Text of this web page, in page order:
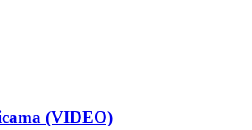
(VIDEO)